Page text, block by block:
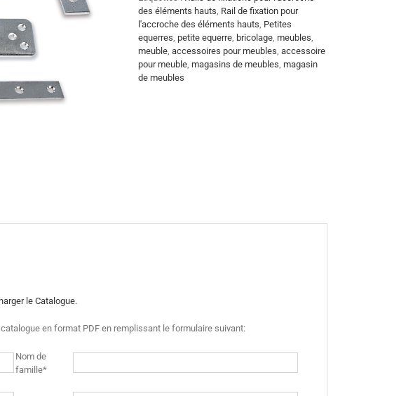
des éléments hauts, Rail de fixation pour
l'accroche des éléments hauts, Petites
equerres, petite equerre, bricolage, meubles,
meuble, accessoires pour meubles, accessoire
pour meuble, magasins de meubles, magasin
de meubles
le Catalogue.
en format PDF en remplissant le formulaire suivant:
Nom de
famille*